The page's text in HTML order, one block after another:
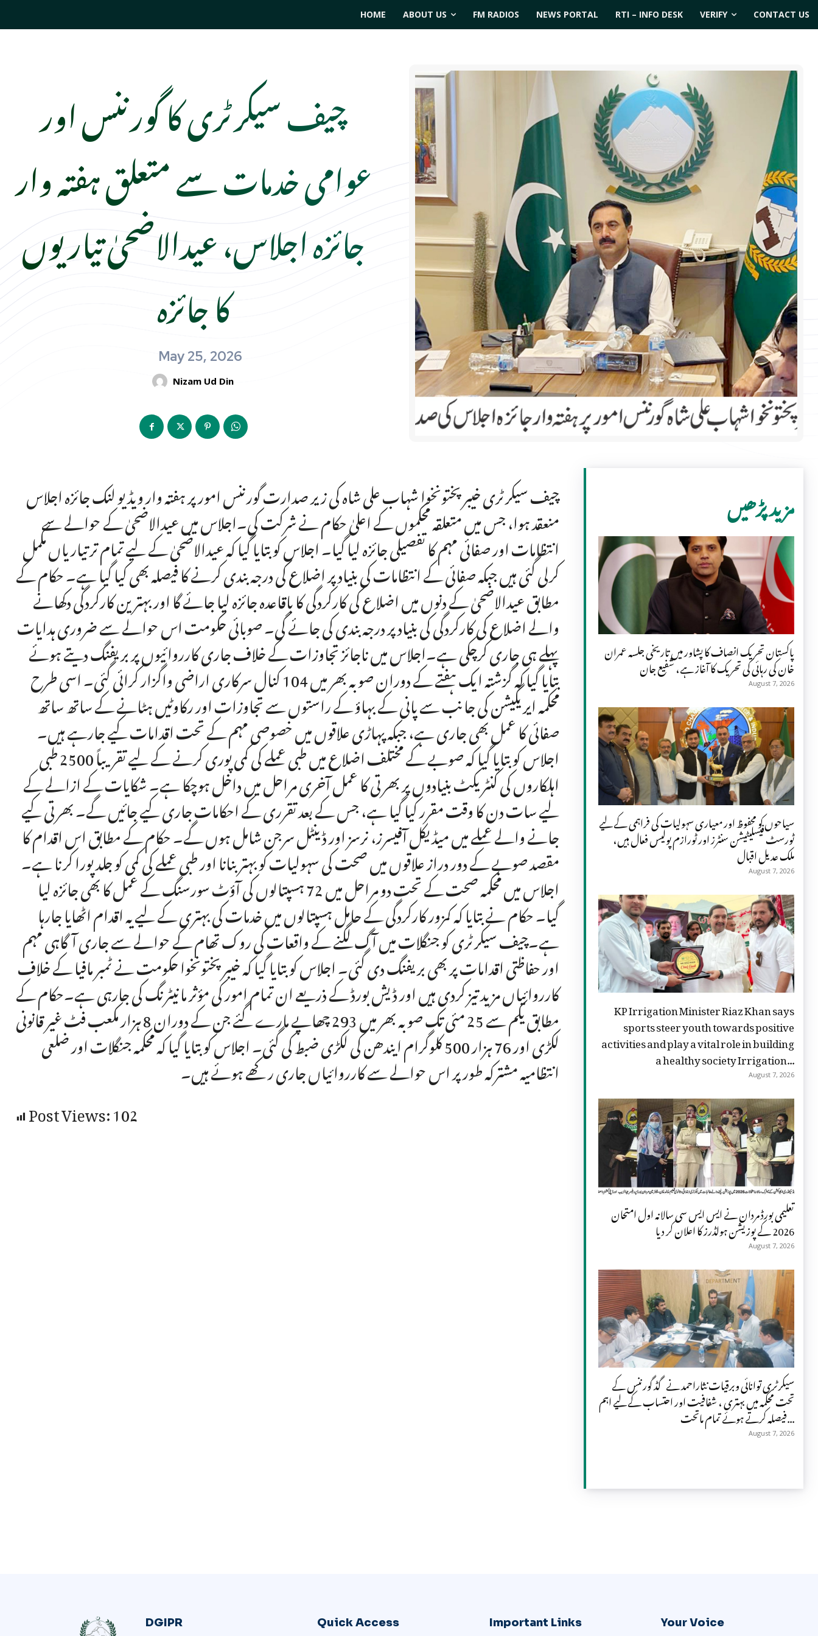
HOME ABOUT US FM RADIOS NEWS PORTAL RTI – INFO DESK VERIFY CONTACT US
چیف سیکرٹری کا گورننس اور
عوامی خدمات سے متعلق ہفتہ وار
جائزہ اجلاس، عیدالاضحیٰ تیاریوں
کا جائزہ
May 25, 2026
Nizam Ud Din
چیف سیکرٹری خیبرپختونخوا شہاب علی شاہ کی زیر صدارت گورننس امور پر ہفتہ وار ویڈیو لنک جائزہ اجلاس
منعقد ہوا، جس میں متعلقہ محکموں کے اعلیٰ حکام نے شرکت کی۔اجلاس میں عیدالاضحیٰ کے حوالے سے
انتظامات اور صفائی مہم کا تفصیلی جائزہ لیا گیا۔ اجلاس کو بتایا گیا کہ عیدالاضحیٰ کے لیے تمام تر تیاریاں مکمل
کرلی گئی ہیں جبکہ صفائی کے انتظامات کی بنیاد پر اضلاع کی درجہ بندی کرنے کا فیصلہ بھی کیا گیا ہے۔ حکام کے
مطابق عیدالاضحیٰ کے دنوں میں اضلاع کی کارکردگی کا باقاعدہ جائزہ لیا جائے گا اور بہترین کارکردگی دکھانے
والے اضلاع کی کارکردگی کی بنیاد پر درجہ بندی کی جائے گی۔ صوبائی حکومت اس حوالے سے ضروری ہدایات
پہلے ہی جاری کرچکی ہے۔اجلاس میں ناجائز تجاوزات کے خلاف جاری کارروائیوں پر بریفنگ دیتے ہوئے
بتایا گیا کہ گزشتہ ایک ہفتے کے دوران صوبہ بھر میں 104 کنال سرکاری اراضی واگزار کرائی گئی۔ اسی طرح
محکمہ ایریگیشن کی جانب سے پانی کے بہاؤ کے راستوں سے تجاوزات اور رکاوٹیں ہٹانے کے ساتھ ساتھ
صفائی کا عمل بھی جاری ہے، جبکہ پہاڑی علاقوں میں خصوصی مہم کے تحت اقدامات کیے جارہے ہیں۔
اجلاس کو بتایا گیا کہ صوبے کے مختلف اضلاع میں طبی عملے کی کمی پوری کرنے کے لیے تقریباً 2500 طبی
اہلکاروں کی کنٹریکٹ بنیادوں پر بھرتی کا عمل آخری مراحل میں داخل ہوچکا ہے۔ شکایات کے ازالے کے
لیے سات دن کا وقت مقرر کیا گیا ہے، جس کے بعد تقرری کے احکامات جاری کیے جائیں گے۔ بھرتی کیے
جانے والے عملے میں میڈیکل آفیسرز، نرسز اور ڈینٹل سرجن شامل ہوں گے۔ حکام کے مطابق اس اقدام کا
مقصد صوبے کے دور دراز علاقوں میں صحت کی سہولیات کو بہتر بنانا اور طبی عملے کی کمی کو جلد پورا کرنا ہے۔
اجلاس میں محکمہ صحت کے تحت دو مراحل میں 72 ہسپتالوں کی آؤٹ سورسنگ کے عمل کا بھی جائزہ لیا
گیا۔ حکام نے بتایا کہ کمزور کارکردگی کے حامل ہسپتالوں میں خدمات کی بہتری کے لیے یہ اقدام اٹھایا جارہا
ہے۔چیف سیکرٹری کو جنگلات میں آگ لگنے کے واقعات کی روک تھام کے حوالے سے جاری آگاہی مہم
اور حفاظتی اقدامات پر بھی بریفنگ دی گئی۔ اجلاس کو بتایا گیا کہ خیبرپختونخوا حکومت نے ٹمبر مافیا کے خلاف
کارروائیاں مزید تیز کردی ہیں اور ڈیش بورڈ کے ذریعے ان تمام امور کی مؤثر مانیٹرنگ کی جارہی ہے۔حکام کے
مطابق یکم سے 25 مئی تک صوبہ بھر میں 293 چھاپے مارے گئے جن کے دوران 8 ہزار مکعب فٹ غیر قانونی
لکڑی اور 76 ہزار 500 کلوگرام ایندھن کی لکڑی ضبط کی گئی۔ اجلاس کو بتایا گیا کہ محکمہ جنگلات اور ضلعی
انتظامیہ مشترکہ طور پر اس حوالے سے کارروائیاں جاری رکھے ہوئے ہیں۔
Post Views:102
مزید پڑھیں
پاکستان تحریک انصاف کا پشاور میں تاریخی جلسہ عمران
خان کی رہائی کی تحریک کا آغاز ہے، شفیع جان
August 7, 2026
سیاحوں کو محفوظ اور معیاری سہولیات کی فراہمی کے لیے
ٹورسٹ فیسلیٹیشن سنٹرز اور ٹورازم پولیس فعال ہیں،
ملک عدیل اقبال
August 7, 2026
KP Irrigation Minister Riaz Khan says
sports steer youth towards positive
activities and play a vital role in building
a healthy society Irrigation...
August 7, 2026
تعلیمی بورڈ مردان نے ایس ایس سی سالانہ اول امتحان
2026 کے پوزیشن ہولڈرز کا اعلان کر دیا
August 7, 2026
سیکرٹری توانائی وبرقیات نثاراحمد نے گڈ گورننس کے
تحت محکمہ میں بہتری ، شفافیت اور احتساب کے لیے اہم
فیصلہ کرتے ہوئے تمام ماتحت...
August 7, 2026
DGIPR Quick Access Important Links Your Voice